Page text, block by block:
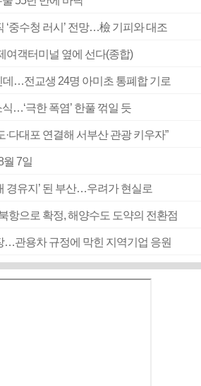
‘중수청 러시’ 전망…檢 기피와 대조
여객터미널 옆에 선다(종합)
데…전교생 24명 아미초 통폐합 기로
…‘극한 폭염’ 한풀 꺾일 듯
·다대포 연결해 서부산 관광 키우자”
월 7일
경유지’ 된 부산…우려가 현실로
항으로 확정, 해양수도 도약의 전환점
…관용차 규정에 막힌 지역기업 응원